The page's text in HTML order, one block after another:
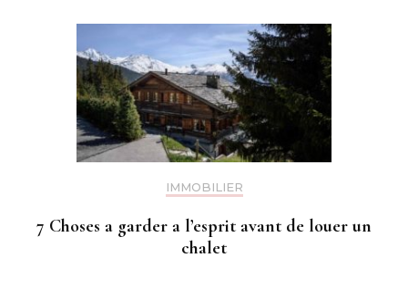
IMMOBILIER
7 Choses a garder a l’esprit avant de louer un
chalet